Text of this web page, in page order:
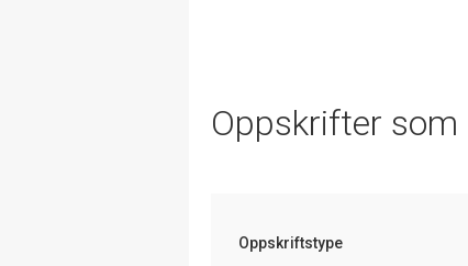
Oppskrifter som
Oppskriftstype